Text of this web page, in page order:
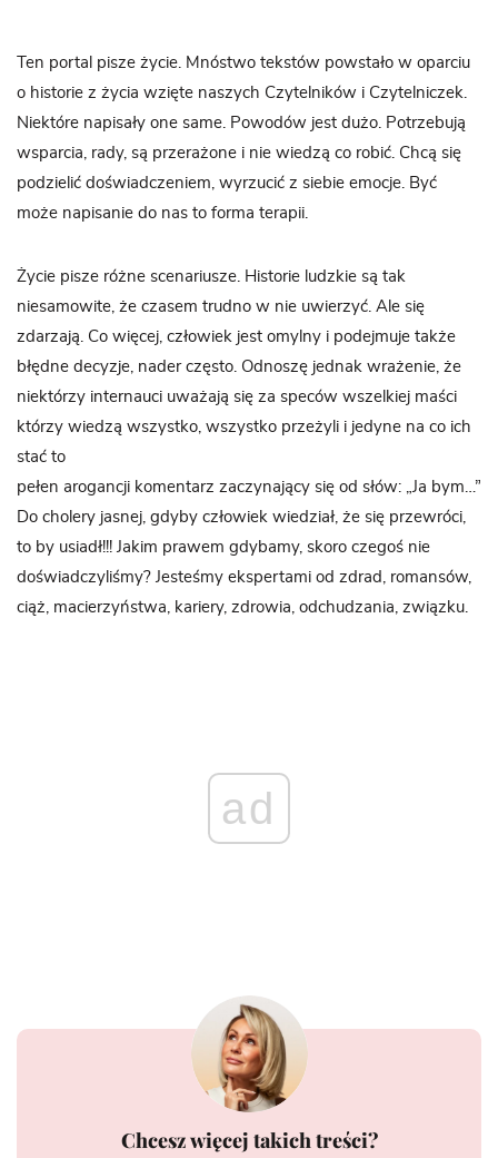
Ten portal pisze życie. Mnóstwo tekstów powstało w oparciu
o historie z życia wzięte naszych Czytelników i Czytelniczek.
Niektóre napisały one same. Powodów jest dużo. Potrzebują
wsparcia, rady, są przerażone i nie wiedzą co robić. Chcą się
podzielić doświadczeniem, wyrzucić z siebie emocje. Być
może napisanie do nas to forma terapii.
Życie pisze różne scenariusze. Historie ludzkie są tak
niesamowite, że czasem trudno w nie uwierzyć. Ale się
zdarzają. Co więcej, człowiek jest omylny i podejmuje także
błędne decyzje, nader często. Odnoszę jednak wrażenie, że
niektórzy internauci uważają się za speców wszelkiej maści
którzy wiedzą wszystko, wszystko przeżyli i jedyne na co ich
stać to
pełen arogancji komentarz zaczynający się od słów: „Ja bym…”
Do cholery jasnej, gdyby człowiek wiedział, że się przewróci,
to by usiadł!!! Jakim prawem gdybamy, skoro czegoś nie
doświadczyliśmy? Jesteśmy ekspertami od zdrad, romansów,
ciąż, macierzyństwa, kariery, zdrowia, odchudzania, związku.
ad
Chcesz więcej takich treści?